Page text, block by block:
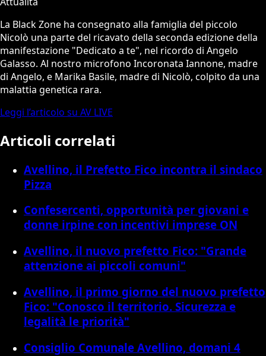
La Black Zone ha consegnato alla famiglia del piccolo
Nicolò una parte del ricavato della seconda edizione della
manifestazione "Dedicato a te", nel ricordo di Angelo
Galasso. Al nostro microfono Incoronata Iannone, madre
di Angelo, e Marika Basile, madre di Nicolò, colpito da una
malattia genetica rara.
Leggi l’articolo su AV LIVE
Articoli correlati
Avellino, il Prefetto Fico incontra il sindaco
Pizza
Confesercenti, opportunità per giovani e
donne irpine con incentivi imprese ON
Avellino, il nuovo prefetto Fico: "Grande
attenzione ai piccoli comuni"
Avellino, il primo giorno del nuovo prefetto
Fico: "Conosco il territorio. Sicurezza e
legalità le priorità"
Consiglio Comunale Avellino, domani 4